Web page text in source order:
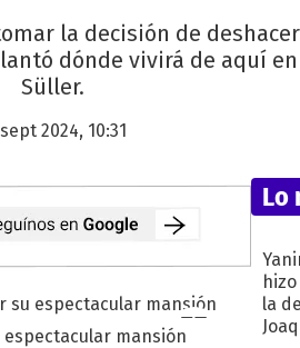
la decisión de
dónde vivirá de aquí
Süller.
2024, 10:31
mansión
Lo
la